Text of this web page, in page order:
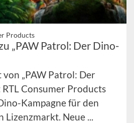
Products
„PAW Patrol: Der Dino-
„PAW Patrol: Der
Consumer Products
Kampagne für den
Lizenzmarkt. Neue ...